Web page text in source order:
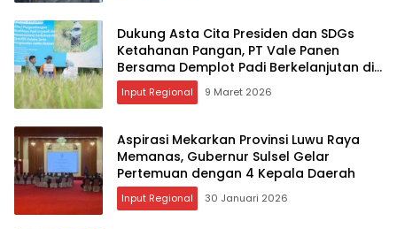
Dukung Asta Cita Presiden dan SDGs
Ketahanan Pangan, PT Vale Panen
Bersama Demplot Padi Berkelanjutan di
Kolaka
Input Regional 9 Maret 2026
Aspirasi Mekarkan Provinsi Luwu Raya
Memanas, Gubernur Sulsel Gelar
Pertemuan dengan 4 Kepala Daerah
Input Regional 30 Januari 2026